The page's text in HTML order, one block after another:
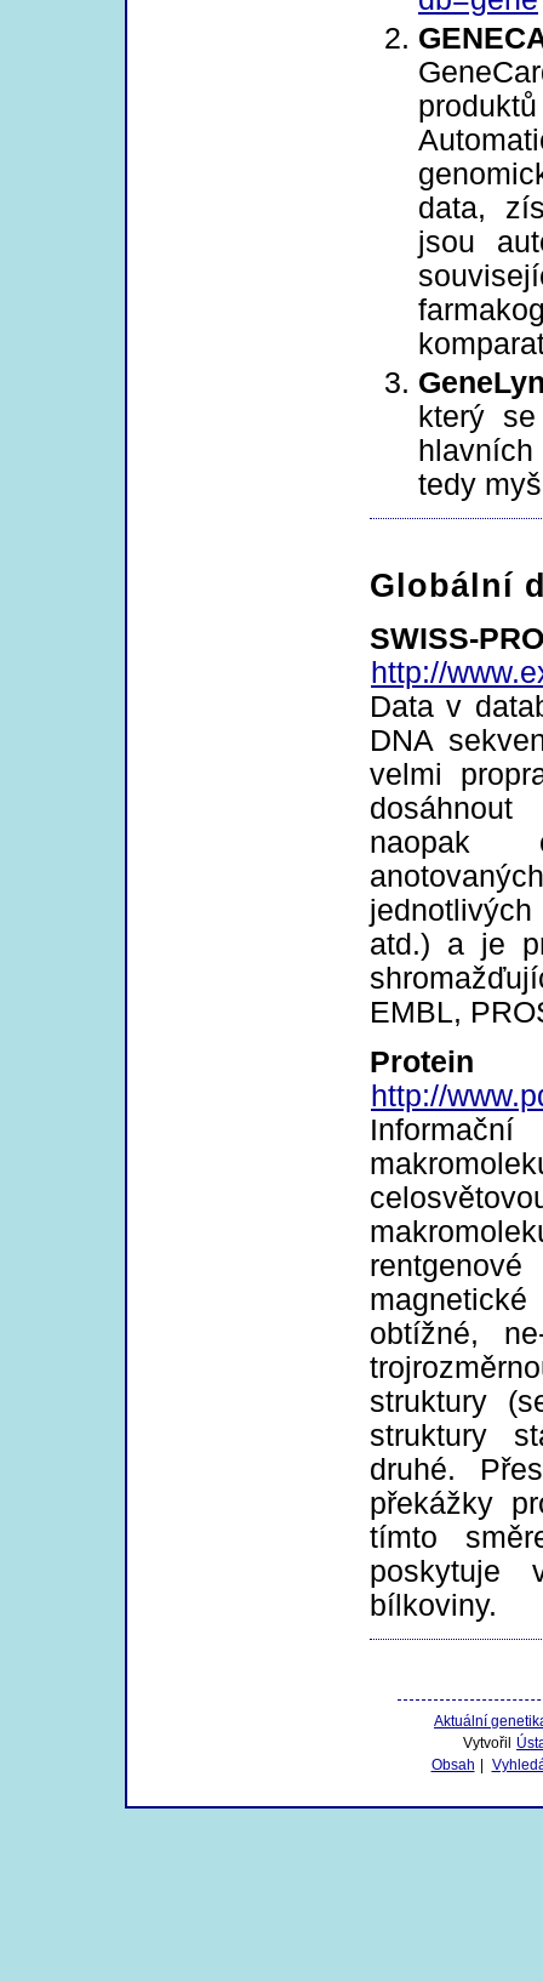
data,
jsou
který
tedy
Globální
SWISS-
http://
Data v
DNA
velmi
naopak
atd.) a je
EMBL,
http://
obtížné,
struktury
struktury
druhé.
překážky
tímto
poskytuje
bílkoviny.
Aktuální
Vytvořil
Obsah